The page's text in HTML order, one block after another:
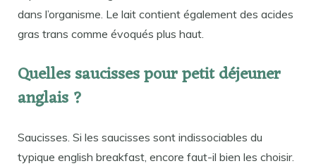
dans l’organisme. Le lait contient également des acides
gras trans comme évoqués plus haut.
Quelles saucisses pour petit déjeuner
anglais ?
Saucisses. Si les saucisses sont indissociables du
typique english breakfast, encore faut-il bien les choisir.